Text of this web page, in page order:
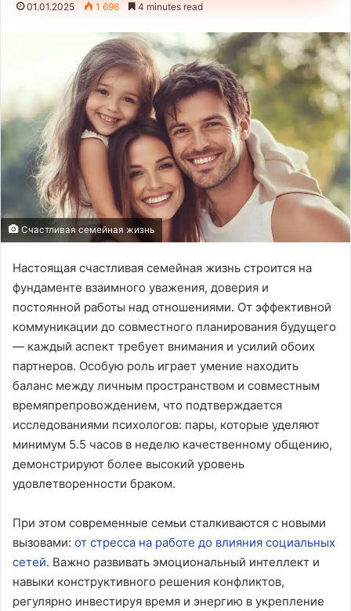
01.01.2025 1 696 4 minutes read
Счастливая семейная жизнь
Настоящая счастливая семейная жизнь строится на
фундаменте взаимного уважения, доверия и
постоянной работы над отношениями. От эффективной
коммуникации до совместного планирования будущего
— каждый аспект требует внимания и усилий обоих
партнеров. Особую роль играет умение находить
баланс между личным пространством и совместным
времяпрепровождением, что подтверждается
исследованиями психологов: пары, которые уделяют
минимум 5.5 часов в неделю качественному общению,
демонстрируют более высокий уровень
удовлетворенности браком.
При этом современные семьи сталкиваются с новыми
вызовами: от стресса на работе до влияния социальных
сетей. Важно развивать эмоциональный интеллект и
навыки конструктивного решения конфликтов,
регулярно инвестируя время и энергию в укрепление